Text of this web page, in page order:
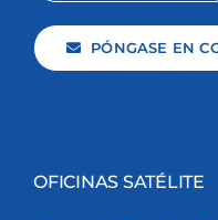
PÓNGASE EN
OFICINAS SATÉLITE